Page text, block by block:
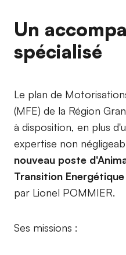
Un
spécialisé
Le plan de
(MFE) de la Région
à disposition, en plus
expertise non
nouveau poste
Transition
par Lionel POMMIER.
Ses missions :